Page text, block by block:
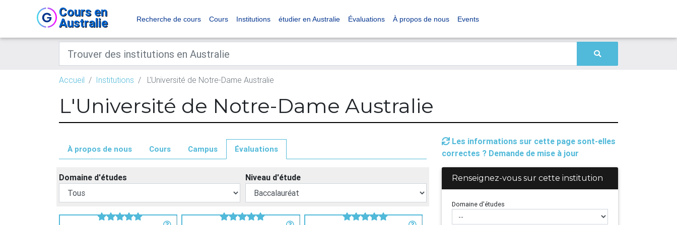
Cours en
Australie Recherche de cours Cours Institutions étudier en Australie Évaluations À propos de nous Events
Accueil Institutions L'Université de Notre-Dame Australie
L'Université de Notre-Dame Australie
À propos de nous Cours Campus Évaluations
Domaine d'études Niveau d'étude
Les informations sur cette page sont-elles
correctes ? Demande de mise à jour
Renseignez-vous sur cette institution
Domaine d'études